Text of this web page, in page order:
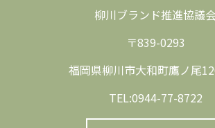
柳川ブランド推進協議
〒839-0293
福岡県柳川市大和町鷹ノ尾
TEL:0944-77-8722